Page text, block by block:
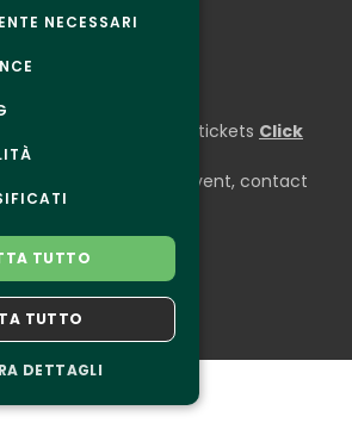
support in purchasing tickets Click
the program and the event, contact
NECESSARI
TUTTO
TUTTO
DETTAGLI